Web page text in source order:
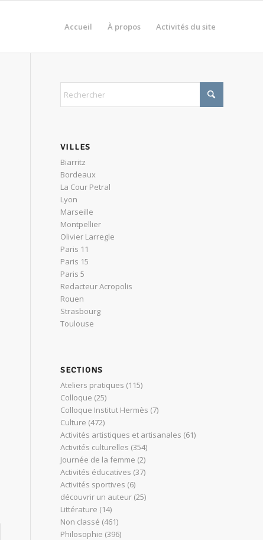
Accueil À propos Activités du site
VILLES
Biarritz
Bordeaux
La Cour Petral
Lyon
Marseille
Montpellier
Olivier Larregle
Paris 11
Paris 15
Paris 5
Redacteur Acropolis
Rouen
Strasbourg
Toulouse
SECTIONS
Ateliers pratiques (115)
Colloque (25)
Colloque Institut Hermès (7)
Culture (472)
Activités artistiques et artisanales (61)
Activités culturelles (354)
Journée de la femme (2)
Activités éducatives (37)
Activités sportives (6)
découvrir un auteur (25)
Littérature (14)
Non classé (461)
Philosophie (396)